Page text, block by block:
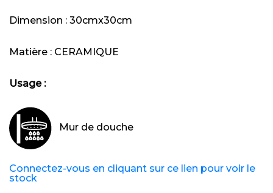
Dimension : 30cmx30cm
Matière : CERAMIQUE
Usage :
Mur de douche
Connectez-vous en cliquant sur ce lien pour voir le
stock